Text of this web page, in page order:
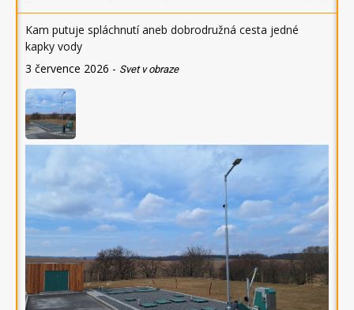
Kam putuje spláchnutí aneb dobrodružná cesta jedné
kapky vody
3 července 2026 - Svet v obraze